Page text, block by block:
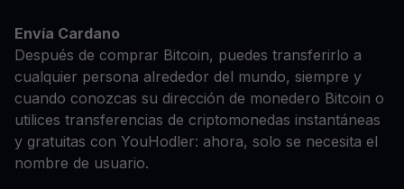
Envía Cardano
Después de comprar Bitcoin, puedes transferirlo a
cualquier persona alrededor del mundo, siempre y
cuando conozcas su dirección de monedero Bitcoin o
utilices transferencias de criptomonedas instantáneas
y gratuitas con YouHodler: ahora, solo se necesita el
nombre de usuario.